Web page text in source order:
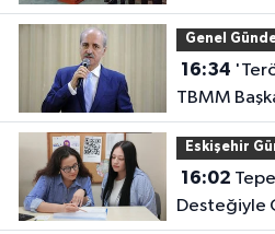
Genel
16:34
TBMM
Eskişehir
16:02
Desteğiyle